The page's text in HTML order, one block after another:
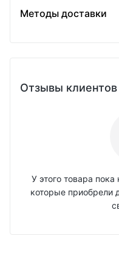
Методы доставки
Отзывы клиентов
У этого товара
которые приобрели